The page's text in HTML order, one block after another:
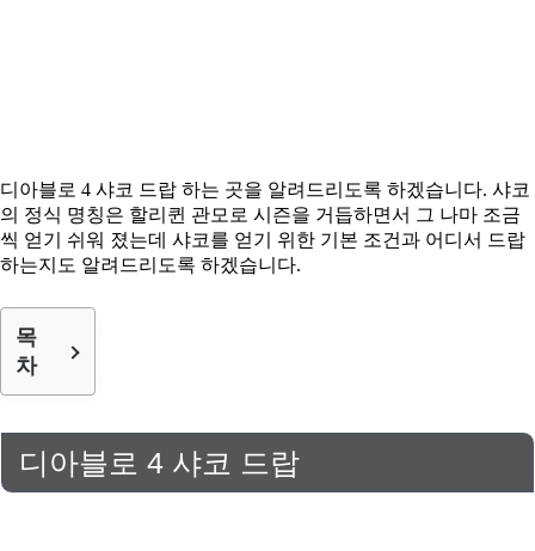
디아블로 4 샤코 드랍 하는 곳을 알려드리도록 하겠습니다. 샤코
의 정식 명칭은 할리퀸 관모로 시즌을 거듭하면서 그 나마 조금
씩 얻기 쉬워 졌는데 샤코를 얻기 위한 기본 조건과 어디서 드랍
하는지도 알려드리도록 하겠습니다.
목
차
디아블로 4 샤코 드랍